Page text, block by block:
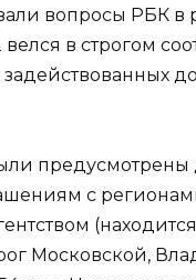
вопросы РБК
в строгом
с
(находится
Московской,